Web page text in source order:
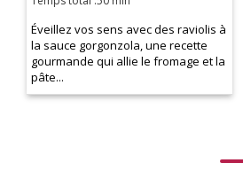
Éveillez vos sens avec des raviolis à
la sauce gorgonzola, une recette
gourmande qui allie le fromage et la
pâte...